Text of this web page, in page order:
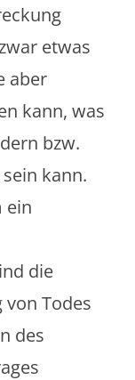
etwas
aber
kann, was
bzw.
kann.
ein
die
von Todes
des